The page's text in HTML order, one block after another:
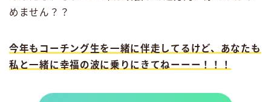
めません？？
今年もコーチング生を一緒に伴走してるけど、あなたも
私と一緒に幸福の波に乗りにきてねーーー！！！